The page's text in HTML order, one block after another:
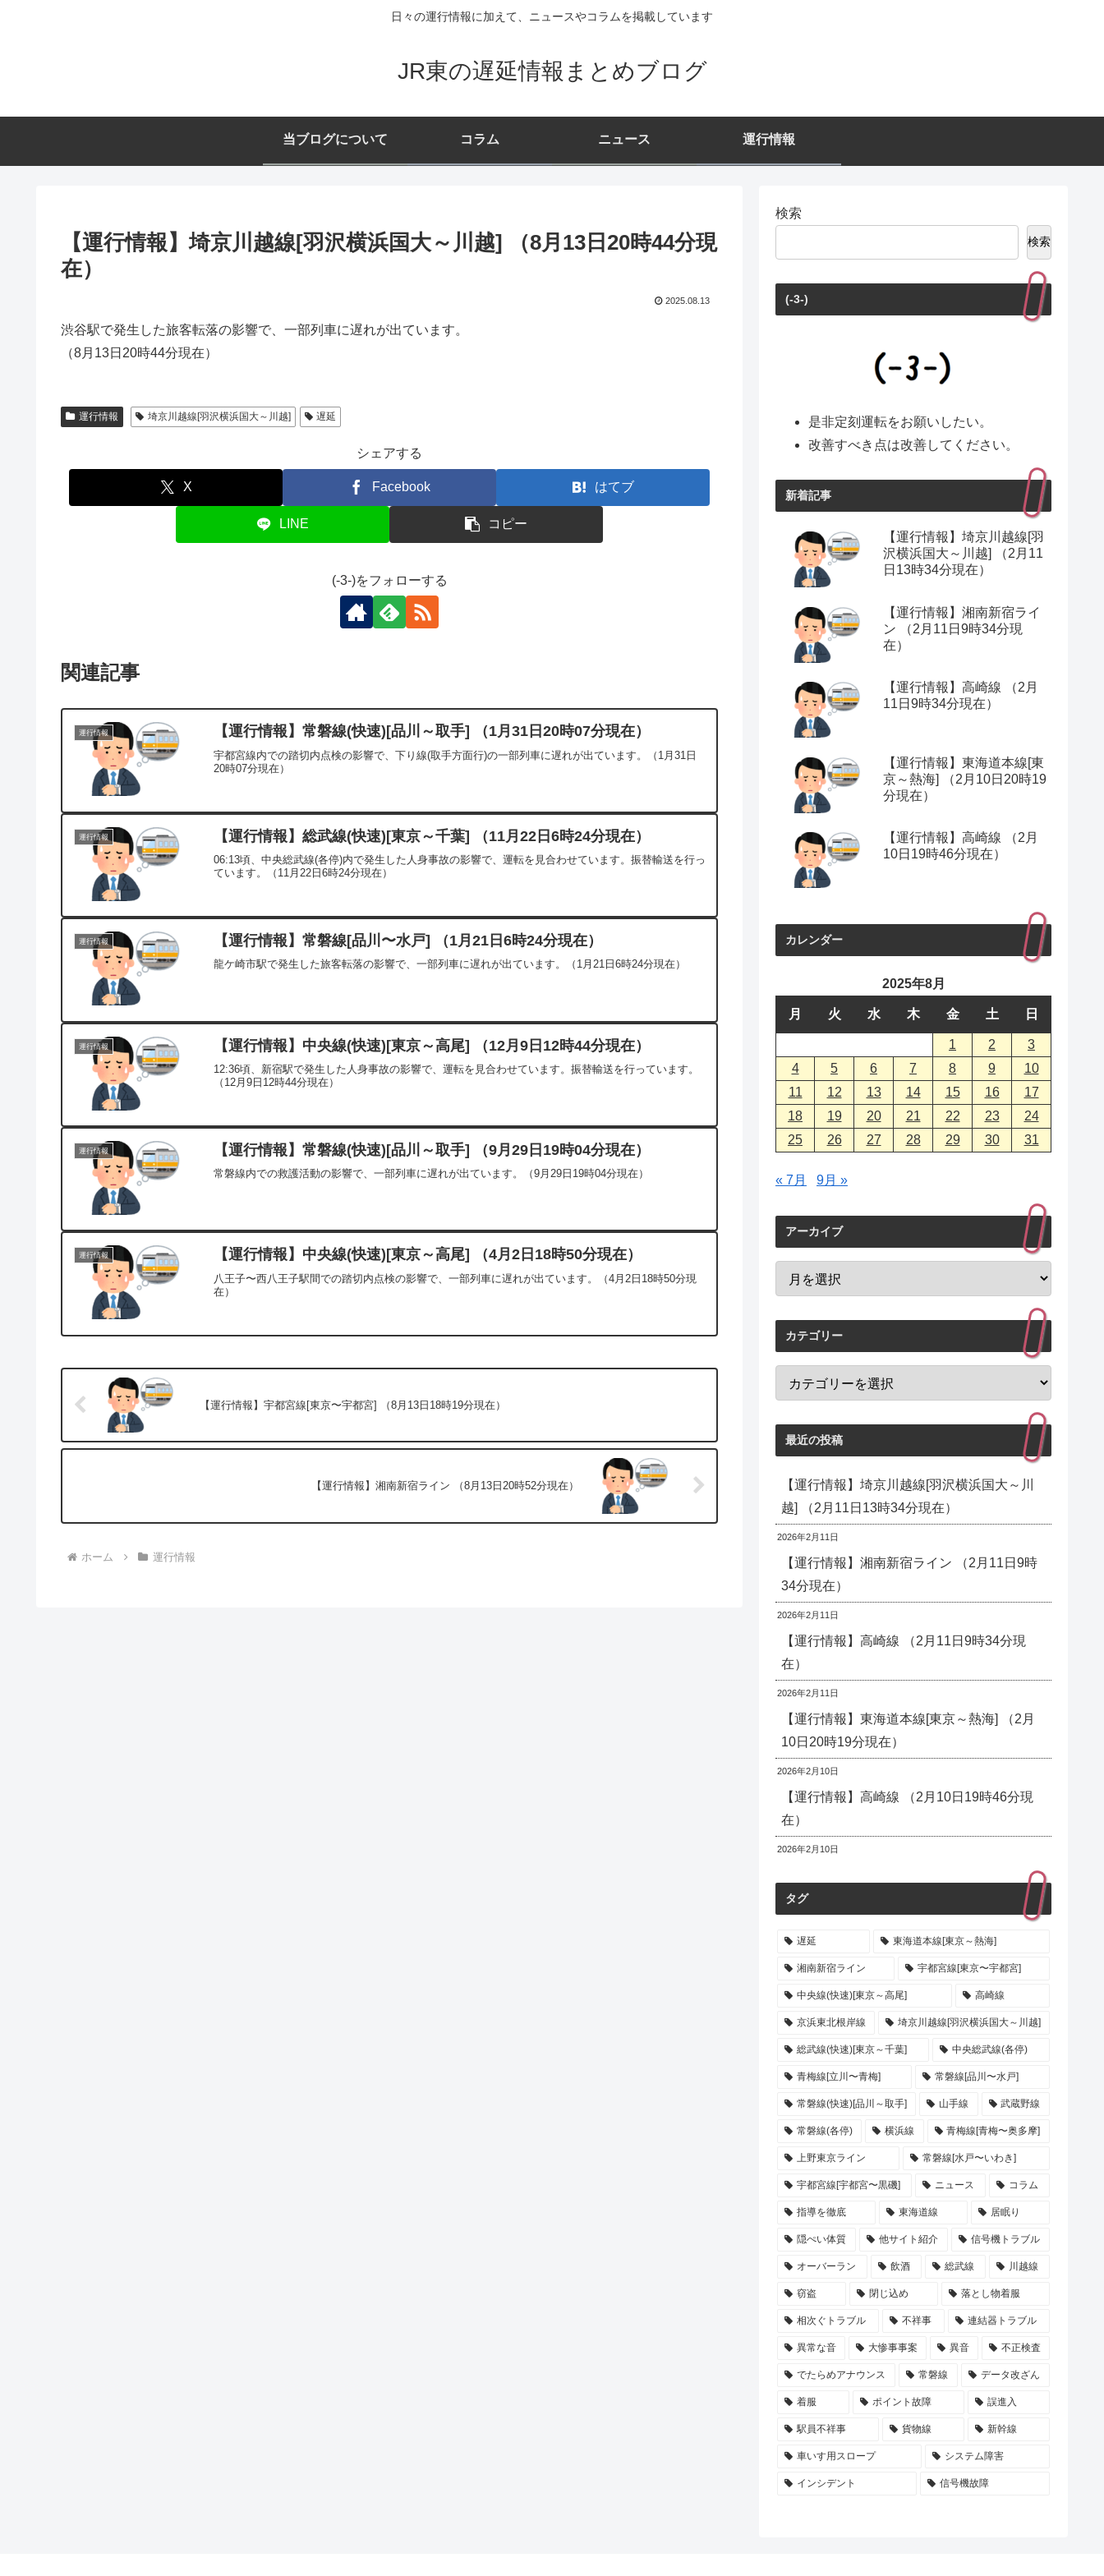
日々の運行情報に加えて、ニュースやコラムを掲載しています
JR東の遅延情報まとめブログ
当ブログについて コラム ニュース 運行情報
【運行情報】埼京川越線[羽沢横浜国大～川越] （8月13日20時44分現
在）
2025.08.13
渋谷駅で発生した旅客転落の影響で、一部列車に遅れが出ています。
（8月13日20時44分現在）
運行情報 埼京川越線[羽沢横浜国大～川越] 遅延
シェアする
X Facebook はてブ
LINE コピー
(-3-)をフォローする
関連記事
運行情報 【運行情報】常磐線(快速)[品川～取手] （1月31日20時07分現在）
宇都宮線内での踏切内点検の影響で、下り線(取手方面行)の一部列車に遅れが出ています。（1月31日
20時07分現在）
運行情報 【運行情報】総武線(快速)[東京～千葉] （11月22日6時24分現在）
06:13頃、中央総武線(各停)内で発生した人身事故の影響で、運転を見合わせています。振替輸送を行っ
ています。（11月22日6時24分現在）
運行情報 【運行情報】常磐線[品川〜水戸] （1月21日6時24分現在）
龍ケ崎市駅で発生した旅客転落の影響で、一部列車に遅れが出ています。（1月21日6時24分現在）
運行情報 【運行情報】中央線(快速)[東京～高尾] （12月9日12時44分現在）
12:36頃、新宿駅で発生した人身事故の影響で、運転を見合わせています。振替輸送を行っています。
（12月9日12時44分現在）
運行情報 【運行情報】常磐線(快速)[品川～取手] （9月29日19時04分現在）
常磐線内での救護活動の影響で、一部列車に遅れが出ています。（9月29日19時04分現在）
運行情報 【運行情報】中央線(快速)[東京～高尾] （4月2日18時50分現在）
八王子〜西八王子駅間での踏切内点検の影響で、一部列車に遅れが出ています。（4月2日18時50分現
在）
【運行情報】宇都宮線[東京〜宇都宮] （8月13日18時19分現在）
【運行情報】湘南新宿ライン （8月13日20時52分現在）
ホーム 運行情報
検索
検索
(-3-)
是非定刻運転をお願いしたい。
改善すべき点は改善してください。
新着記事
【運行情報】埼京川越線[羽
沢横浜国大～川越] （2月11
日13時34分現在）
【運行情報】湘南新宿ライ
ン （2月11日9時34分現
在）
【運行情報】高崎線 （2月
11日9時34分現在）
【運行情報】東海道本線[東
京～熱海] （2月10日20時19
分現在）
【運行情報】高崎線 （2月
10日19時46分現在）
カレンダー
2025年8月
月 火 水 木 金 土 日
1 2
3
4
5 6 7 8 9
10
11
12 13 14 15 16
17
18
19 20 21 22 23
24
25
26 27 28 29 30 31
« 7月 9月 »
アーカイブ
カテゴリー
最近の投稿
【運行情報】埼京川越線[羽沢横浜国大～川
越] （2月11日13時34分現在）
2026年2月11日
【運行情報】湘南新宿ライン （2月11日9時
34分現在）
2026年2月11日
【運行情報】高崎線 （2月11日9時34分現
在）
2026年2月11日
【運行情報】東海道本線[東京～熱海] （2月
10日20時19分現在）
2026年2月10日
【運行情報】高崎線 （2月10日19時46分現
在）
2026年2月10日
タグ
遅延 東海道本線[東京～熱海]
湘南新宿ライン 宇都宮線[東京〜宇都宮]
中央線(快速)[東京～高尾] 高崎線
京浜東北根岸線 埼京川越線[羽沢横浜国大～川越]
総武線(快速)[東京～千葉] 中央総武線(各停)
青梅線[立川〜青梅] 常磐線[品川〜水戸]
常磐線(快速)[品川～取手] 山手線 武蔵野線
常磐線(各停) 横浜線 青梅線[青梅〜奥多摩]
上野東京ライン 常磐線[水戸〜いわき]
宇都宮線[宇都宮〜黒磯] ニュース コラム
指導を徹底 東海道線 居眠り
隠ぺい体質 他サイト紹介 信号機トラブル
オーバーラン 飲酒 総武線 川越線
窃盗 閉じ込め 落とし物着服
相次ぐトラブル 不祥事 連結器トラブル
異常な音 大惨事事案 異音 不正検査
でたらめアナウンス 常磐線 データ改ざん
着服 ポイント故障 誤進入
駅員不祥事 貨物線 新幹線
車いす用スロープ システム障害
インシデント 信号機故障